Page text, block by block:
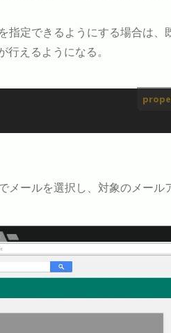
指定できるようにする場合は
えるようになる。
ールを選択し、対象のメー